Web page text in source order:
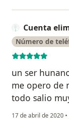
Cuenta
Número de
un ser
me opero de
todo salio
17 de abril de 2020 •